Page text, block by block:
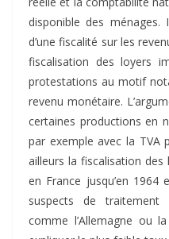
disponible des ménages.
d’une fiscalité sur les
fiscalisation des loyers
protestations au motif
revenu monétaire.
certaines productions en
par exemple avec la TVA
ailleurs la fiscalisation
en France jusqu’en 1964
suspects de traitement
comme l’Allemagne ou